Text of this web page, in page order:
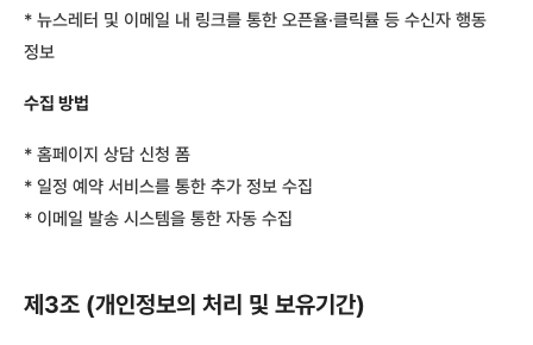
* 뉴스레터 및 이메일 내 링크를 통한 오픈율·클릭률 등 수신자 행동
정보
수집 방법
* 홈페이지 상담 신청 폼
* 일정 예약 서비스를 통한 추가 정보 수집
* 이메일 발송 시스템을 통한 자동 수집
제3조 (개인정보의 처리 및 보유기간)